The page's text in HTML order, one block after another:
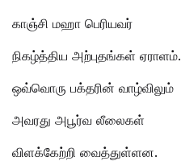
காஞ்சி மஹா பெரியவர்
நிகழ்த்திய அற்புதங்கள் ஏராளம்.
ஒவ்வொரு பக்தரின் வாழ்விலும்
அவரது அபூர்வ லீலைகள்
விளக்கேற்றி வைத்துள்ளன.